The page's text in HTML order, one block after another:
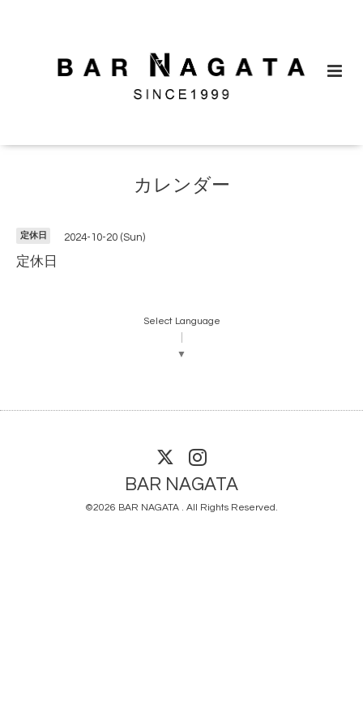
カレンダー
定休日 2024-10-20 (Sun)
定休日
Select Language
▼
BAR NAGATA
©2026 BAR NAGATA . All Rights Reserved.